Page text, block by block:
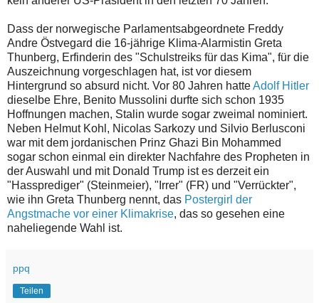
Dass der norwegische Parlamentsabgeordnete Freddy
Andre Östvegard die 16-jährige Klima-Alarmistin Greta
Thunberg, Erfinderin des "Schulstreiks für das Kima", für die
Auszeichnung vorgeschlagen hat, ist vor diesem
Hintergrund so absurd nicht. Vor 80 Jahren hatteAdolf Hitler
dieselbe Ehre, Benito Mussolini durfte sich schon 1935
Hoffnungen machen, Stalin wurde sogar zweimal nominiert.
Neben Helmut Kohl, Nicolas Sarkozy und Silvio Berlusconi
war mit dem jordanischen Prinz Ghazi Bin Mohammed
sogar schon einmal ein direkter Nachfahre des Propheten in
der Auswahl und mit Donald Trump ist es derzeit ein
"Hassprediger" (Steinmeier), "Irrer" (FR) und "Verrückter",
wie ihn Greta Thunberg nennt, das Postergirl der
Angstmache vor einer Klimakrise, das so gesehen eine
naheliegende Wahl ist.
ppq
Teilen